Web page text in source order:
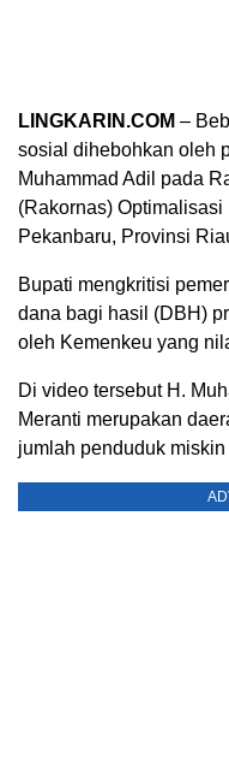
LINGKARIN.COM –
sosial dihebohkan oleh
Muhammad Adil pada
(Rakornas)
Pekanbaru, Provinsi
Bupati mengkritisi
dana bagi hasil (DBH)
oleh Kemenkeu yang
Di video tersebut H.
Meranti merupakan
jumlah penduduk